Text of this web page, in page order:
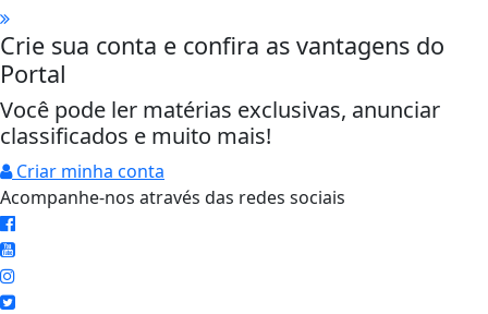
Crie sua conta e confira as vantagens do
Portal
Você pode ler matérias exclusivas, anunciar
classificados e muito mais!
Criar minha conta
Acompanhe-nos através das redes sociais